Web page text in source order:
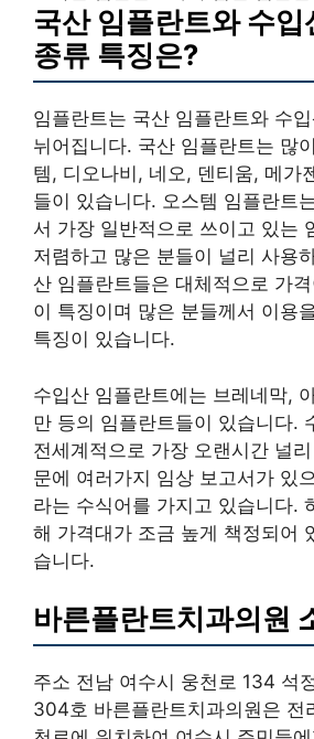
국산 임플란트와 수
종류 특징은?
임플란트는 국산 임플란트와 수
뉘어집니다. 국산 임플란트는 많
템, 디오나비, 네오, 덴티움, 메가
들이 있습니다. 오스템 임플란트
서 가장 일반적으로 쓰이고 있는
저렴하고 많은 분들이 널리 사용
산 임플란트들은 대체적으로 가
이 특징이며 많은 분들께서 이용
특징이 있습니다.
수입산 임플란트에는 브레네막,
만 등의 임플란트들이 있습니다.
전세계적으로 가장 오랜시간 널
문에 여러가지 임상 보고서가 있
라는 수식어를 가지고 있습니다.
해 가격대가 조금 높게 책정되어
습니다.
바른플란트치과의원
주소 전남 여수시 웅천로 134 석
304호 바른플란트치과의원은 전